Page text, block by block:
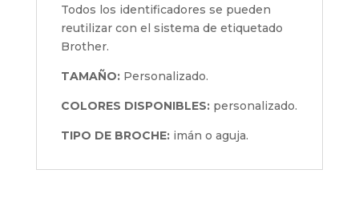
Todos los identificadores se pueden
reutilizar con el sistema de etiquetado
Brother.
TAMAÑO:Personalizado.
COLORES DISPONIBLES:personalizado.
TIPO DE BROCHE:imán o aguja.